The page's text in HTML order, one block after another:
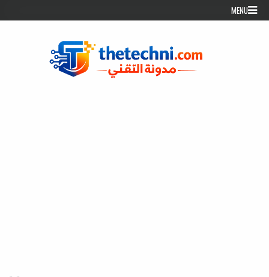
Skip to content
MENU